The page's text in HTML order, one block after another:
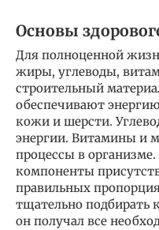
Основы
Для полноценной
жиры, углеводы,
строительный
обеспечивают
кожи и шерсти.
энергии. Витамины и
процессы в
компоненты
правильных
тщательно подбирать
он получал все